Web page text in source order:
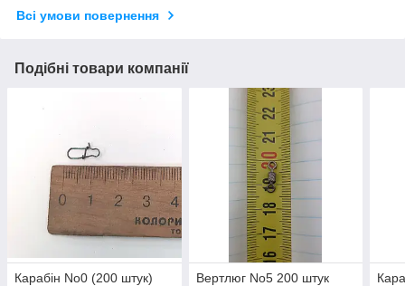
Всі умови повернення
Подібні товари компанії
Карабін No0 (200 штук) Вертлюг No5 200 штук